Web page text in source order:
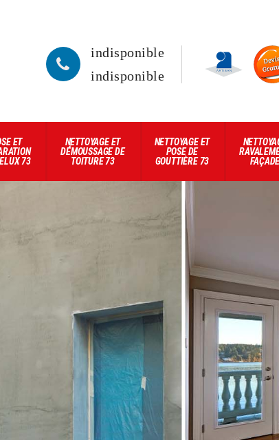
indisponible
indisponible
ET
73
NETTOYAGE ET
DÉMOUSSAGE DE
TOITURE 73
NETTOYAGE ET
POSE DE
GOUTTIÈRE 73